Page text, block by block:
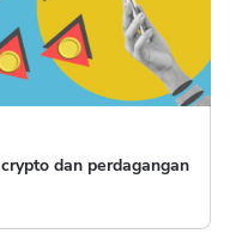
dan perdagangan